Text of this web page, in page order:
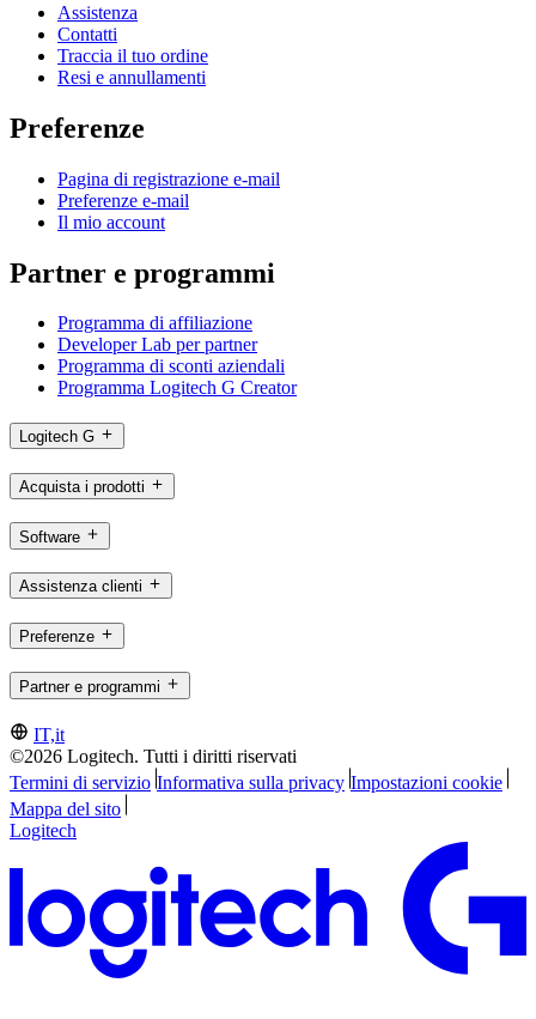
Assistenza
Contatti
Traccia il tuo ordine
Resi e annullamenti
Preferenze
Pagina di registrazione e-mail
Preferenze e-mail
Il mio account
Partner e programmi
Programma di affiliazione
Developer Lab per partner
Programma di sconti aziendali
Programma Logitech G Creator
Logitech G
Acquista i prodotti
Software
Assistenza clienti
Preferenze
Partner e programmi
IT,it
©2026 Logitech. Tutti i diritti riservati
Termini di servizio Informativa sulla privacy Impostazioni cookie
Mappa del sito
Logitech